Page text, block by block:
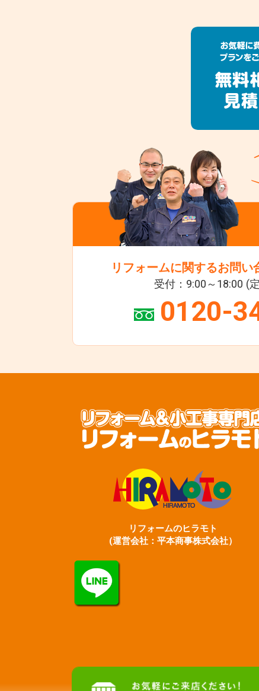
リフォームに関するお問い
受付：9:00～18:00 (
0120-
リフォームのヒラモト
(運営会社：平本商事株式会社）